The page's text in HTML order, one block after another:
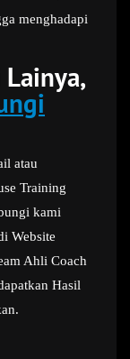
menghadapi
atau
Training
kami
Website
Ahli Coach
Hasil